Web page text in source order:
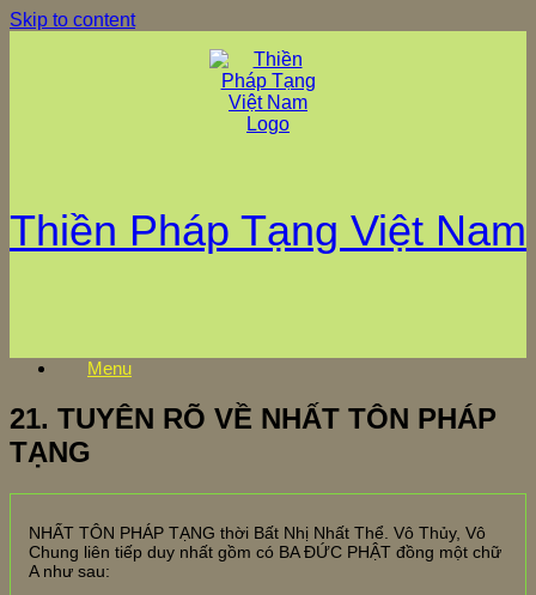
Skip to content
Thiền Pháp Tạng Việt Nam
Menu
21. TUYÊN RÕ VỀ NHẤT TÔN PHÁP
TẠNG
NHẤT TÔN PHÁP TẠNG thời Bất Nhị Nhất Thể. Vô Thủy, Vô
Chung liên tiếp duy nhất gồm có BA ĐỨC PHẬT đồng một chữ
A như sau: